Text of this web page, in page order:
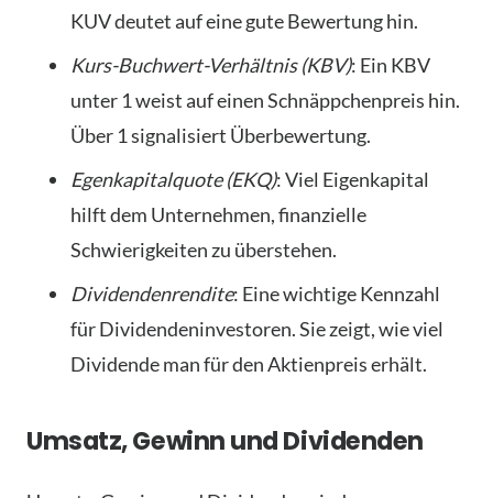
KUV deutet auf eine gute Bewertung hin.
Kurs-Buchwert-Verhältnis (KBV): Ein KBV
unter 1 weist auf einen Schnäppchenpreis hin.
Über 1 signalisiert Überbewertung.
Egenkapitalquote (EKQ): Viel Eigenkapital
hilft dem Unternehmen, finanzielle
Schwierigkeiten zu überstehen.
Dividendenrendite: Eine wichtige Kennzahl
für Dividendeninvestoren. Sie zeigt, wie viel
Dividende man für den Aktienpreis erhält.
Umsatz, Gewinn und Dividenden